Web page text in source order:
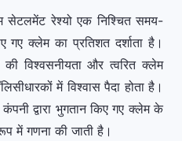
रेश्यो एक निश्चित समय-
गए क्लेम का प्रतिशत दर्शाता है।
विश्वसनीयता और त्वरित क्लेम
में विश्वास पैदा होता है।
कंपनी द्वारा भुगतान किए गए क्लेम के
में गणना की जाती है।